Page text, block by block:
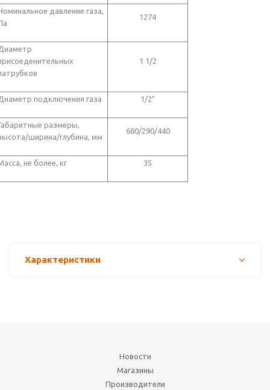
давление газа,
1274
1 1/2
подключения газа 1/2"
размеры,
ширина/глубина, мм
680/290/440
не более, кг 35
Характеристики
Новости
Магазины
Производители